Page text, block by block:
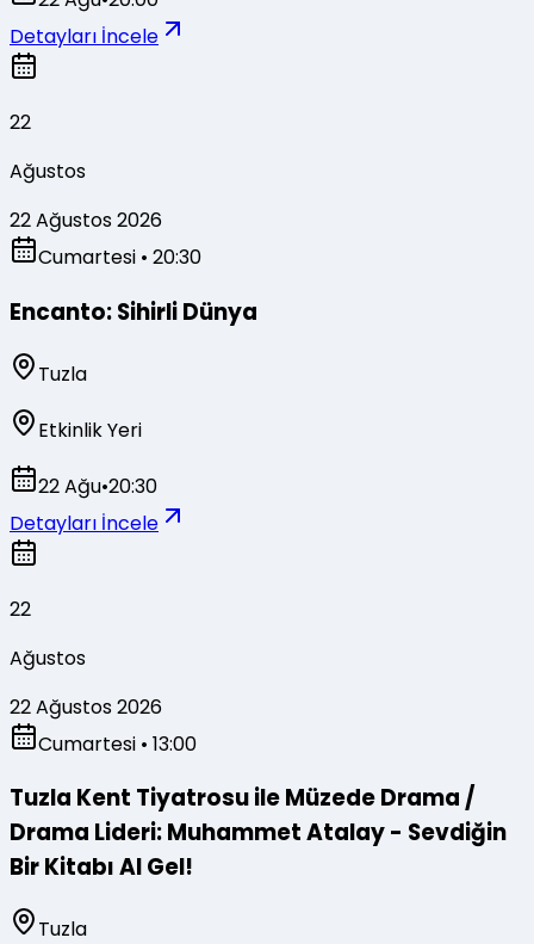
Detayları İncele
22
Ağustos
22 Ağustos 2026
Cumartesi • 20:30
Encanto: Sihirli Dünya
Tuzla
Etkinlik Yeri
22 Ağu•20:30
Detayları İncele
22
Ağustos
22 Ağustos 2026
Cumartesi • 13:00
Tuzla Kent Tiyatrosu ile Müzede Drama /
Drama Lideri: Muhammet Atalay - Sevdiğin
Bir Kitabı Al Gel!
Tuzla